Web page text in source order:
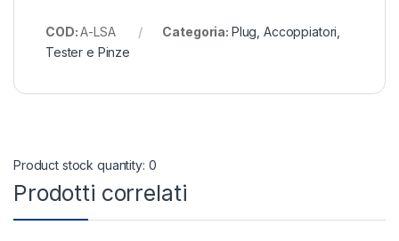
COD:A-LSA Categoria: Plug, Accoppiatori,
Tester e Pinze
Product stock quantity: 0
Prodotti correlati